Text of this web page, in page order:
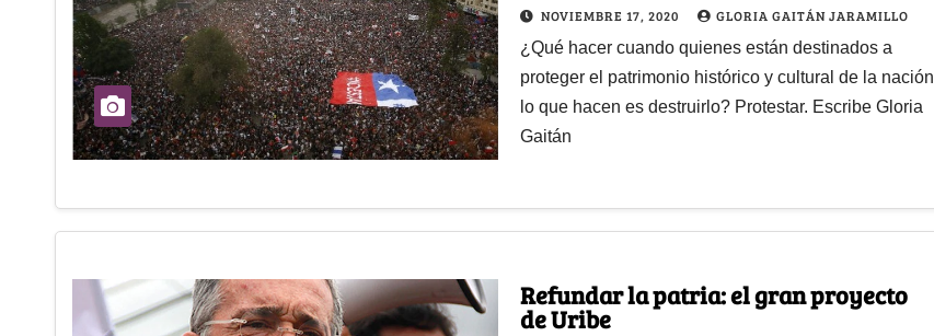
NOVIEMBRE 17, 2020 GLORIA GAITÁN JARAMILLO
¿Qué hacer cuando quienes están destinados a
proteger el patrimonio histórico y cultural de la nación
lo que hacen es destruirlo? Protestar. Escribe Gloria
Gaitán
Refundar la patria: el gran proyecto
de Uribe